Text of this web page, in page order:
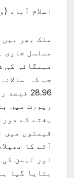
اسلام آباد
ملک بھر
مسلسل جاری
جب کہ
28.96
رپورٹ میں
قیمتوں میں
آٹے کا
اور لہسن